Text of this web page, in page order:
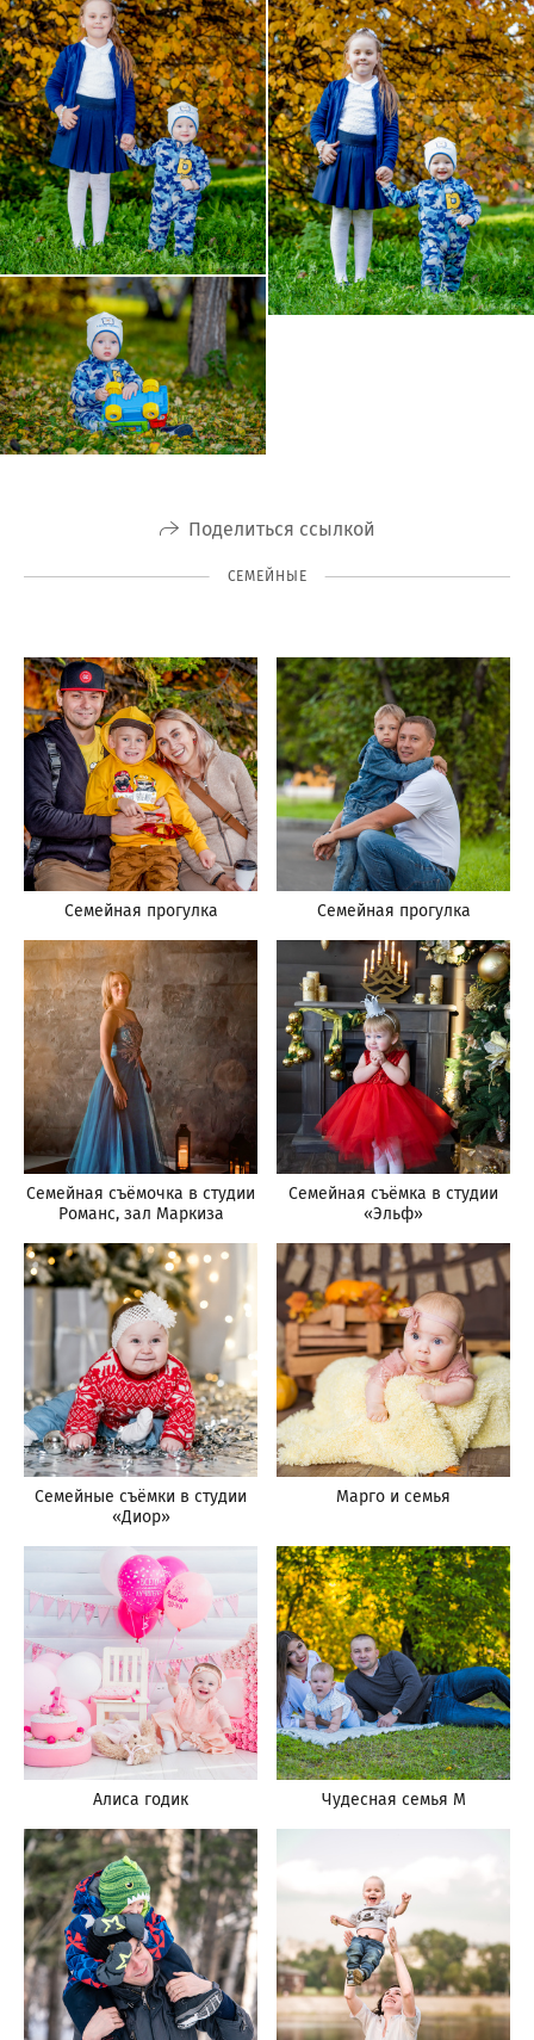
Поделиться ссылкой
СЕМЕЙНЫЕ
Семейная прогулка Семейная прогулка
Семейная съёмочка в студии
Романс, зал Маркиза
Семейная съёмка в студии
«Эльф»
Семейные съёмки в студии
«Диор»
Марго и семья
Алиса годик Чудесная семья М